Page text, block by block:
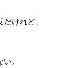
けれど、
。